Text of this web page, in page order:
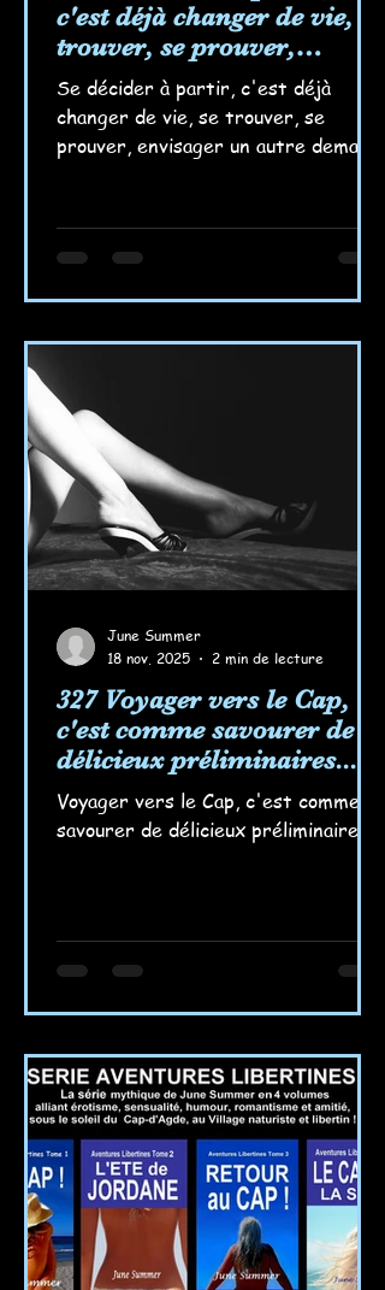
c'est déjà changer de vie, se
trouver, se prouver,
envisager un autre
demain... Rêver aussi...
Se décider à partir, c'est déjà
changer de vie, se trouver, se
prouver, envisager un autre demain.
327 Voyager vers le Cap,
c'est comme savourer de
délicieux préliminaires...
Voyager vers le Cap, c'est comme
savourer de délicieux préliminaires...
June Summer
18 nov. 2025
2 min de lecture